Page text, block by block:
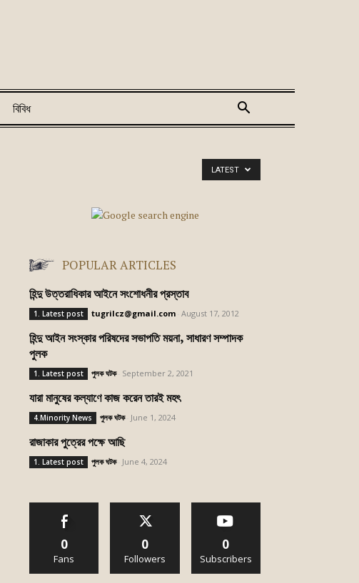
বিবিধ
LATEST
POPULAR ARTICLES
হিন্দু উত্তরাধিকার আইনে সংশোধনীর প্রস্তাব
1. Latest post tugrilcz@gmail.com August 17, 2012
হিন্দু আইন সংস্কার পরিষদের সভাপতি ময়না, সাধারণ সম্পাদক
পুলক
1. Latest post পুলক ঘটক September 2, 2021
যারা মানুষের কল্যাণে কাজ করেন তারই মহৎ
4.Minority News পুলক ঘটক June 1, 2024
রাজাকার পুত্রের পক্ষে আছি
1. Latest post পুলক ঘটক June 4, 2024
0
Fans
0
Followers
0
Subscribers